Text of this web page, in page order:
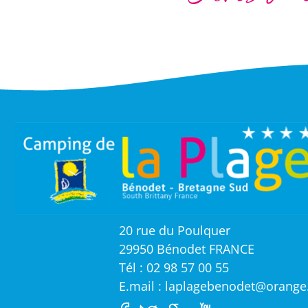
20 rue du Poulquer
29950 Bénodet FRANCE
Tél : 02 98 57 00 55
E.mail :